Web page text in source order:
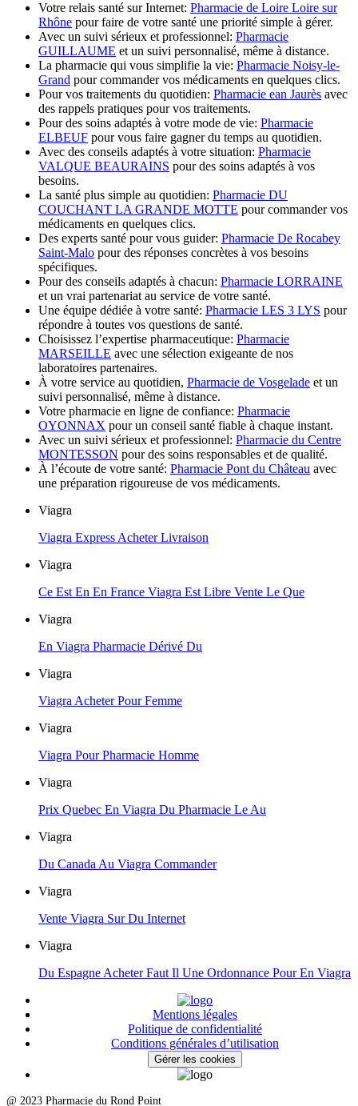
Votre relais santé sur Internet: Pharmacie de Loire Loire sur
Rhône pour faire de votre santé une priorité simple à gérer.
Avec un suivi sérieux et professionnel: Pharmacie
GUILLAUME et un suivi personnalisé, même à distance.
La pharmacie qui vous simplifie la vie: Pharmacie Noisy-le-
Grand pour commander vos médicaments en quelques clics.
Pour vos traitements du quotidien: Pharmacie ean Jaurès avec
des rappels pratiques pour vos traitements.
Pour des soins adaptés à votre mode de vie: Pharmacie
ELBEUF pour vous faire gagner du temps au quotidien.
Avec des conseils adaptés à votre situation: Pharmacie
VALQUE BEAURAINS pour des soins adaptés à vos
besoins.
La santé plus simple au quotidien: Pharmacie DU
COUCHANT LA GRANDE MOTTE pour commander vos
médicaments en quelques clics.
Des experts santé pour vous guider: Pharmacie De Rocabey
Saint-Malo pour des réponses concrètes à vos besoins
spécifiques.
Pour des conseils adaptés à chacun: Pharmacie LORRAINE
et un vrai partenariat au service de votre santé.
Une équipe dédiée à votre santé: Pharmacie LES 3 LYS pour
répondre à toutes vos questions de santé.
Choisissez l’expertise pharmaceutique: Pharmacie
MARSEILLE avec une sélection exigeante de nos
laboratoires partenaires.
À votre service au quotidien, Pharmacie de Vosgelade et un
suivi personnalisé, même à distance.
Votre pharmacie en ligne de confiance: Pharmacie
OYONNAX pour un conseil santé fiable à chaque instant.
Avec un suivi sérieux et professionnel: Pharmacie du Centre
MONTESSON pour des soins responsables et de qualité.
À l’écoute de votre santé: Pharmacie Pont du Château avec
une préparation rigoureuse de vos médicaments.
Viagra
Viagra Express Acheter Livraison
Viagra
Ce Est En En France Viagra Est Libre Vente Le Que
Viagra
En Viagra Pharmacie Dérivé Du
Viagra
Viagra Acheter Pour Femme
Viagra
Viagra Pour Pharmacie Homme
Viagra
Prix Quebec En Viagra Du Pharmacie Le Au
Viagra
Du Canada Au Viagra Commander
Viagra
Vente Viagra Sur Du Internet
Viagra
Du Espagne Acheter Faut Il Une Ordonnance Pour En Viagra
Mentions légales
Politique de confidentialité
Conditions générales d’utilisation
Gérer les cookies
@ 2023 Pharmacie du Rond Point